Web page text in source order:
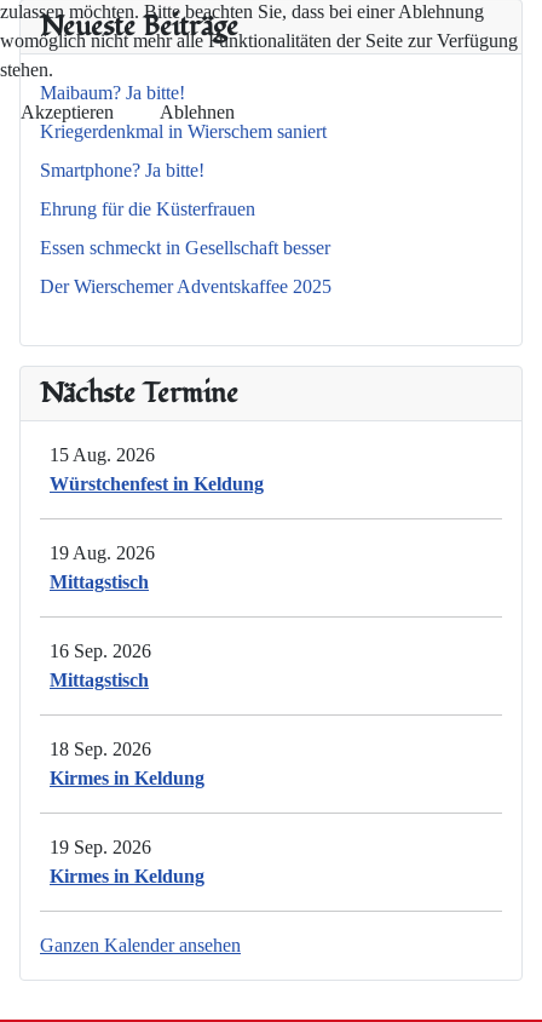
Neueste Beiträge
Maibaum? Ja bitte!
Kriegerdenkmal in Wierschem saniert
Smartphone? Ja bitte!
Ehrung für die Küsterfrauen
Essen schmeckt in Gesellschaft besser
Der Wierschemer Adventskaffee 2025
Nächste Termine
15 Aug. 2026
Würstchenfest in Keldung
19 Aug. 2026
Mittagstisch
16 Sep. 2026
Mittagstisch
18 Sep. 2026
Kirmes in Keldung
19 Sep. 2026
Kirmes in Keldung
Ganzen Kalender ansehen
zulassen möchten. Bitte beachten Sie, dass bei einer Ablehnung
womöglich nicht mehr alle Funktionalitäten der Seite zur Verfügung
stehen.
Akzeptieren Ablehnen